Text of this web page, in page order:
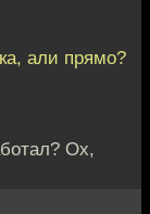
али прямо?
Ох,